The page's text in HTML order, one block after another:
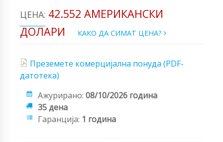
ЦЕНА: 42.552 АМЕРИКАНСКИ
ДОЛАРИ
КАКО ДА СИМАТ ЦЕНА?
Преземете комерцијална понуда (PDF-
датотека)
Ажурирано: 08/10/2026 година
35 дена
Гаранција: 1 година